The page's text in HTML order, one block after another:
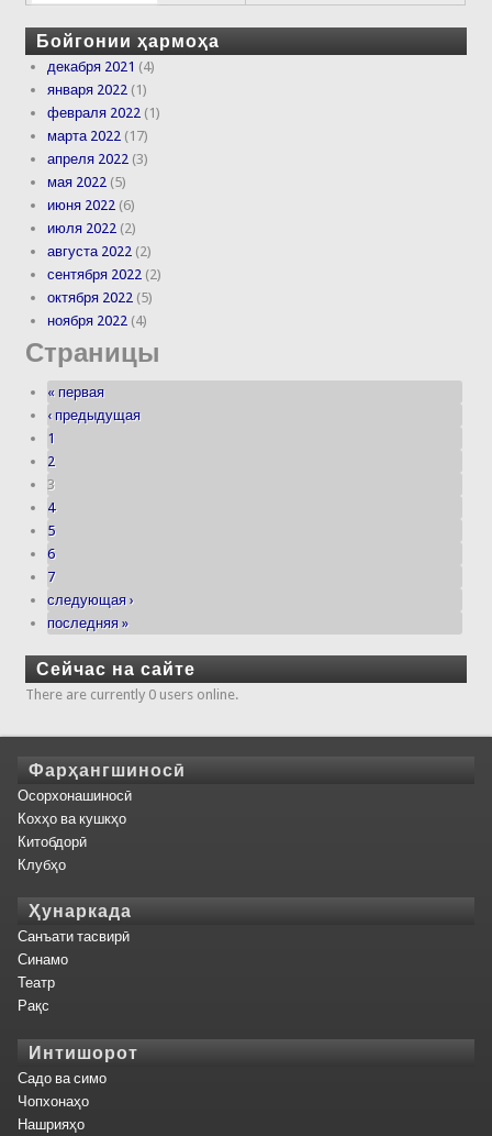
Бойгонии ҳармоҳа
декабря 2021 (4)
января 2022 (1)
февраля 2022 (1)
марта 2022 (17)
апреля 2022 (3)
мая 2022 (5)
июня 2022 (6)
июля 2022 (2)
августа 2022 (2)
сентября 2022 (2)
октября 2022 (5)
ноября 2022 (4)
Страницы
« первая
‹ предыдущая
1
2
3
4
5
6
7
следующая ›
последняя »
Сейчас на сайте
There are currently 0 users online.
Фарҳангшиносӣ
Осорхонашиносӣ
Кохҳо ва кушкҳо
Китобдорӣ
Клубҳо
Ҳунаркада
Санъати тасвирӣ
Синамо
Театр
Рақс
Интишорот
Садо ва симо
Чопхонаҳо
Нашрияҳо